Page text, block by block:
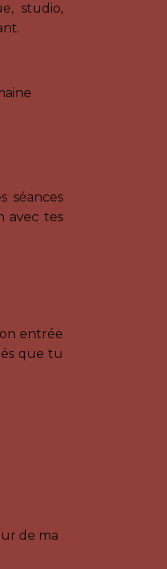
studio,
séances
avec tes
entrée
que tu
de ma